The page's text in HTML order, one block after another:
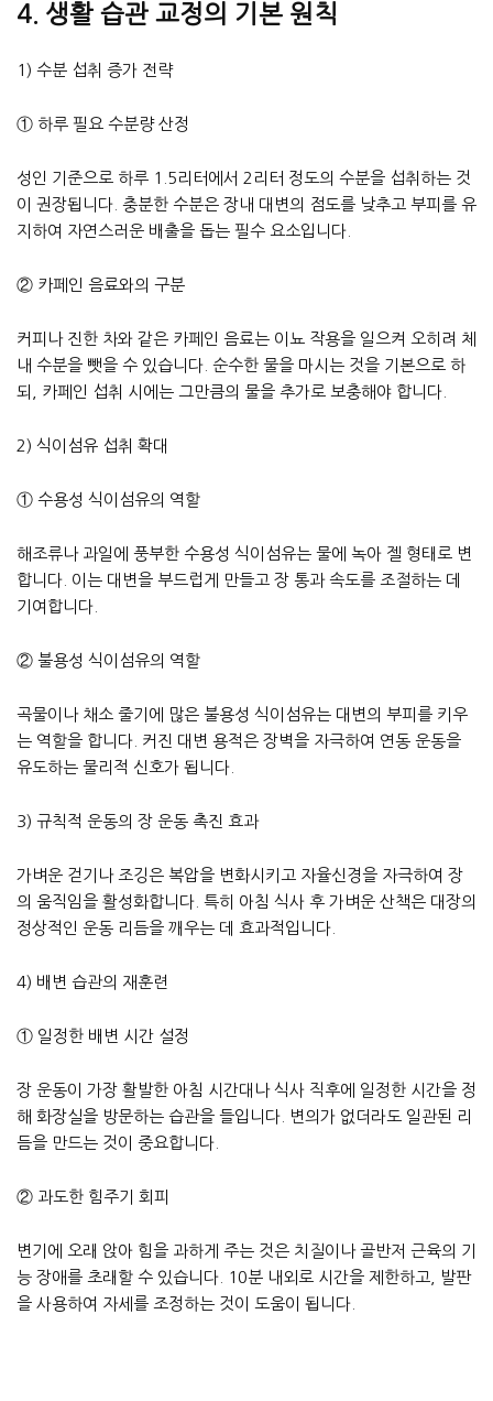
4. 생활 습관 교정의 기본 원칙
1) 수분 섭취 증가 전략
① 하루 필요 수분량 산정
성인 기준으로 하루 1.5리터에서 2리터 정도의 수분을 섭취하는 것
이 권장됩니다. 충분한 수분은 장내 대변의 점도를 낮추고 부피를 유
지하여 자연스러운 배출을 돕는 필수 요소입니다.
② 카페인 음료와의 구분
커피나 진한 차와 같은 카페인 음료는 이뇨 작용을 일으켜 오히려 체
내 수분을 뺏을 수 있습니다. 순수한 물을 마시는 것을 기본으로 하
되, 카페인 섭취 시에는 그만큼의 물을 추가로 보충해야 합니다.
2) 식이섬유 섭취 확대
① 수용성 식이섬유의 역할
해조류나 과일에 풍부한 수용성 식이섬유는 물에 녹아 젤 형태로 변
합니다. 이는 대변을 부드럽게 만들고 장 통과 속도를 조절하는 데
기여합니다.
② 불용성 식이섬유의 역할
곡물이나 채소 줄기에 많은 불용성 식이섬유는 대변의 부피를 키우
는 역할을 합니다. 커진 대변 용적은 장벽을 자극하여 연동 운동을
유도하는 물리적 신호가 됩니다.
3) 규칙적 운동의 장 운동 촉진 효과
가벼운 걷기나 조깅은 복압을 변화시키고 자율신경을 자극하여 장
의 움직임을 활성화합니다. 특히 아침 식사 후 가벼운 산책은 대장의
정상적인 운동 리듬을 깨우는 데 효과적입니다.
4) 배변 습관의 재훈련
① 일정한 배변 시간 설정
장 운동이 가장 활발한 아침 시간대나 식사 직후에 일정한 시간을 정
해 화장실을 방문하는 습관을 들입니다. 변의가 없더라도 일관된 리
듬을 만드는 것이 중요합니다.
② 과도한 힘주기 회피
변기에 오래 앉아 힘을 과하게 주는 것은 치질이나 골반저 근육의 기
능 장애를 초래할 수 있습니다. 10분 내외로 시간을 제한하고, 발판
을 사용하여 자세를 조정하는 것이 도움이 됩니다.